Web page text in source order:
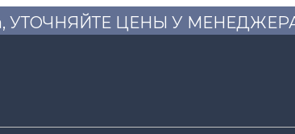
УТОЧНЯЙТЕ ЦЕНЫ У